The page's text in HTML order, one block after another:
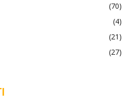
(70)
(4)
(21)
(27)